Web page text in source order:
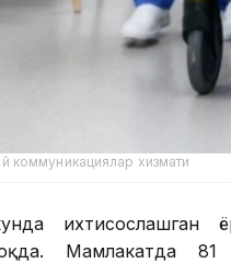
коммуникациялар хизмати
Мамлакатда